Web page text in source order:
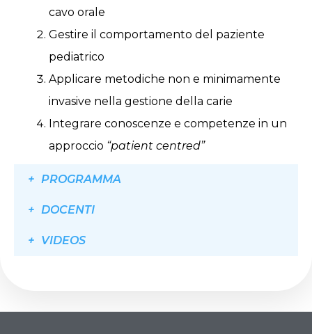
cavo orale
Gestire il comportamento del paziente
pediatrico
Applicare metodiche non e minimamente
invasive nella gestione della carie
Integrare conoscenze e competenze in un
approccio “patient centred”
PROGRAMMA
DOCENTI
VIDEOS